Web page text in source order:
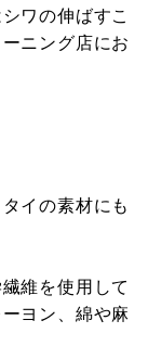
ワの伸ばすこ
ニング店にお
イの素材にも
維を使用して
ヨン、綿や麻